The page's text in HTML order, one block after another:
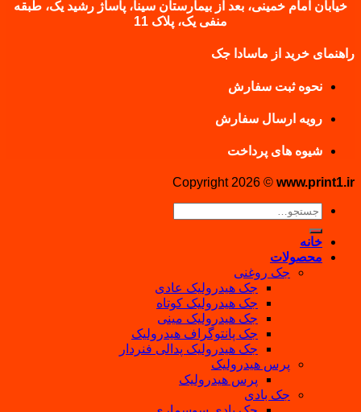
خیابان امام خمینی، بعد از بیمارستان سینا، پاساژ رشید یک، طبقه
منفی یک، پلاک 11
راهنمای خرید از ماسادا جک
نحوه ثبت سفارش
رویه ارسال سفارش
شیوه های پرداخت
Copyright 2026 © www.print1.ir
جستجو
برای:
خانه
محصولات
جک روغنی
جک هیدرولیک عادی
جک هیدرولیک کوتاه
جک هیدرولیک مینی
جک پانتوگراف هیدرولیک
جک هیدرولیک پدالی فنردار
پرس هیدرولیک
پرس هیدرولیک
جک بادی